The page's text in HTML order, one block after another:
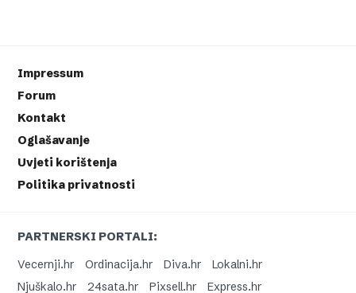
Impressum
Forum
Kontakt
Oglašavanje
Uvjeti korištenja
Politika privatnosti
PARTNERSKI PORTALI:
Vecernji.hr
Ordinacija.hr Diva.hr
Lokalni.hr
Njuškalo.hr
24sata.hr Pixsell.hr Express.hr